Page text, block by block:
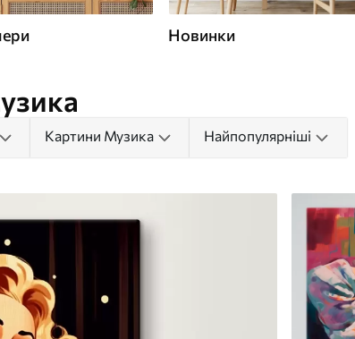
Новинки
Картини Музика Найпопулярніші